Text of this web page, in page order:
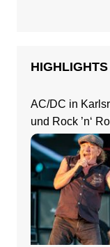
HIGHLIGHTS
AC/DC in
und Rock ’n‘ Roll